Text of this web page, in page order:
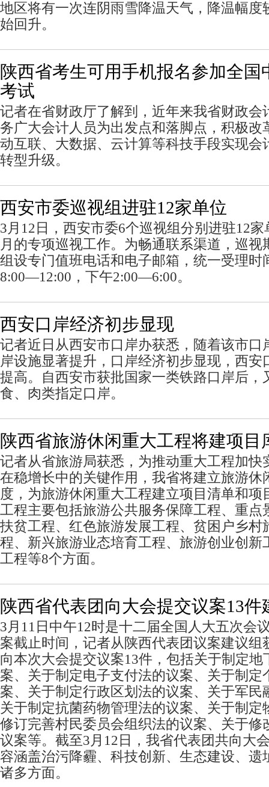
地区将有一次连阴雨雪降温天气，降温幅度
始回升。
陕西省考生可用手机报名参加全国
考试
记者在省财政厅了解到，近年来我省财政会
务广大会计人员为出发点和落脚点，积极改
动互联、大数据、云计算等科技手段实现会
转型升级。
西安市委巡视组进驻12家单位
3月12日，西安市委6个巡视组分别进驻12
月的专项巡视工作。为畅通联系渠道，巡视
组设专门值班电话和电子邮箱，统一受理时
8:00—12:00，下午2:00—6:00。
西安口岸经济初步显现
记者近日从西安市口岸办获悉，随着该市口
岸设施显著提升，口岸经济初步显现，西安
提高。自西安市获批国家一类铁路口岸后，
食、肉类指定口岸。
陕西省旅游休闲重大工程将建项目
记者从省旅游局获悉，为推动重大工程加快
在稳增长中的关键作用，我省将建立旅游休
度，为旅游休闲重大工程建立项目清单和项
工程主要包括旅游公共服务保障工程、重点
扶贫工程、红色旅游发展工程、贫困户乡村
程、新兴旅游业态培育工程、旅游创业创新
工程等8个方面。
陕西省代表团向大会提交议案13件
3月11日中午12时是十二届全国人大五次会
案截止时间，记者从陕西代表团议案建议组
向本次大会提交议案13件，包括关于制定地
案、关于制定电子支付法的议案、关于制定
案、关于制定行政区划法的议案、关于军民
关于制定抗菌药物管理法的议案、关于制定
修订完善村民委员会组织法的议案、关于修
议案等。截至3月12日，我省代表团共向大
容涵盖治污降霾、科技创新、生态建设、遗
诸多方面。